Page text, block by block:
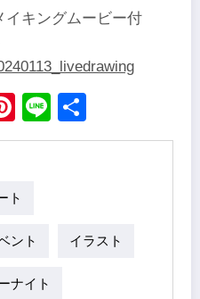
イキングムービー付
Pinterest
Line
ト
ント イラスト
ナイト